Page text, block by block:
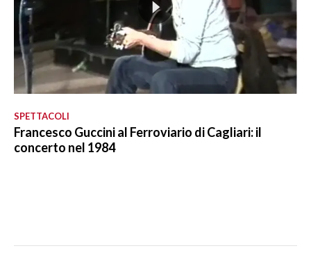
SPETTACOLI
Francesco Guccini al Ferroviario di Cagliari: il
concerto nel 1984